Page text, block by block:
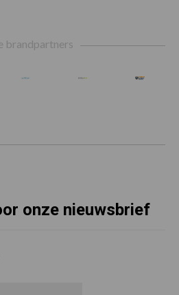
brandpartners
onze nieuwsbrief